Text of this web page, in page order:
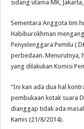
sidang utama MK,
Sementara Anggota tim
Habiburokhman
Penyelenggara Pemilu (
perbedaan. Menurutnya,
yang dilakukan Komisi
“Ini kan ada dua hal
pembukaan kotak suara
dianggap tidak ada
Kamis (21/8/2014).